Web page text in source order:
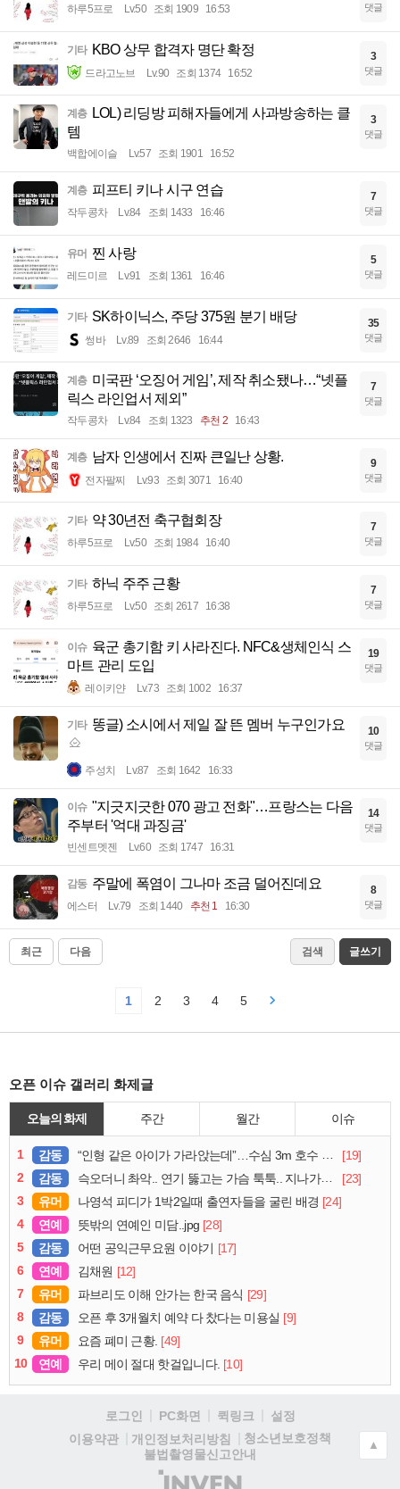
하루5프로 Lv.50 조회 1909 16:53 댓글
기타 KBO 상무 합격자 명단 확정
드라고노브 Lv.90 조회 1374 16:52
3
댓글
계층
LOL) 리딩방 피해자들에게 사과방송하는 클
템
백합에이슬 Lv.57 조회 1901 16:52
3
댓글
계층 피프티 키나 시구 연습
작두콩차 Lv.84 조회 1433 16:46
7
댓글
유머 찐 사랑
레드미르 Lv.91 조회 1361 16:46
5
댓글
기타 SK하이닉스, 주당 375원 분기 배당
썽바 Lv.89 조회 2646 16:44
35
댓글
계층 미국판 ‘오징어 게임’, 제작 취소됐나…“넷플
릭스 라인업서 제외”
작두콩차 Lv.84 조회 1323 추천 2 16:43
7
댓글
계층 남자 인생에서 진짜 큰일난 상황.
전자팔찌 Lv.93 조회 3071 16:40
9
댓글
기타 약 30년전 축구협회장
하루5프로 Lv.50 조회 1984 16:40
7
댓글
기타 하닉 주주 근황
하루5프로 Lv.50 조회 2617 16:38
7
댓글
이슈 육군 총기함 키 사라진다. NFC&생체인식 스
마트 관리 도입
레이키얀 Lv.73 조회 1002 16:37
19
댓글
기타 똥글) 소시에서 제일 잘 뜬 멤버 누구인가요
주성치 Lv.87 조회 1642 16:33
10
댓글
이슈 "지긋지긋한 070 광고 전화"…프랑스는 다음
주부터 '억대 과징금'
빈센트멧젠 Lv.60 조회 1747 16:31
14
댓글
감동 주말에 폭염이 그나마 조금 덜어진데요
에스터 Lv.79 조회 1440 추천 1 16:30
8
댓글
최근 다음 검색 글쓰기
1 2 3 4 5
오픈 이슈 갤러리 화제글
오늘의 화제 주간 월간 이슈
1 감동 “인형 같은 아이가 가라앉는데”…수심 3m 호수 뛰어든 60대 의인
[19]
2
감동 슥오더니 촤악.. 연기 뚫고는 가슴 툭툭.. 지나가던 아재의 정체
[23]
3
유머 나영석 피디가 1박2일때 출연자들을 굴린 배경 [24]
4
연예 뜻밖의 연예인 미담..jpg [28]
5
감동 어떤 공익근무요원 이야기 [17]
6
연예 김채원 [12]
7
유머 파브리도 이해 안가는 한국 음식 [29]
8
감동 오픈 후 3개월치 예약 다 찼다는 미용실 [9]
9
유머 요즘 폐미 근황. [49]
10
연예 우리 메이 절대 핫걸입니다. [10]
로그인 PC화면 퀵링크
설정
이용약관
개인정보처리방침
청소년보호정책
불법촬영물신고안내
(주)
▲